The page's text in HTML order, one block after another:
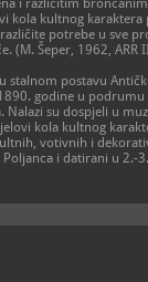
i različitim
kultnog karaktera
potrebe u sve
(M. Šeper, 1962, ARR
stalnom postavu
godine u
Nalazi su dospjeli u
kola kultnog
votivnih i
i datirani u 2.-